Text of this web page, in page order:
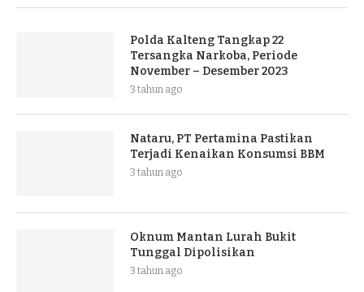
Polda Kalteng Tangkap 22
Tersangka Narkoba, Periode
November – Desember 2023
3 tahun ago
Nataru, PT Pertamina Pastikan
Terjadi Kenaikan Konsumsi BBM
3 tahun ago
Oknum Mantan Lurah Bukit
Tunggal Dipolisikan
3 tahun ago